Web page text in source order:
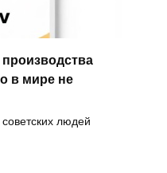
в мире не
людей